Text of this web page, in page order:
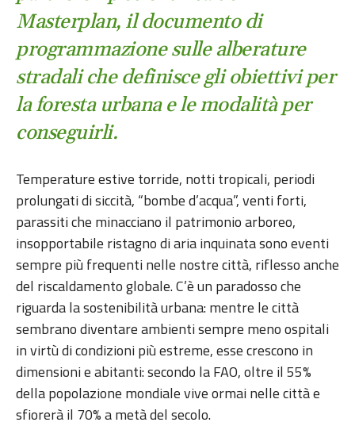
Masterplan, il documento di
programmazione sulle alberature
stradali che definisce gli obiettivi per
la foresta urbana e le modalità per
conseguirli.
Temperature estive torride, notti tropicali, periodi
prolungati di siccità, “bombe d’acqua”, venti forti,
parassiti che minacciano il patrimonio arboreo,
insopportabile ristagno di aria inquinata sono eventi
sempre più frequenti nelle nostre città, riflesso anche
del riscaldamento globale. C’è un paradosso che
riguarda la sostenibilità urbana: mentre le città
sembrano diventare ambienti sempre meno ospitali
in virtù di condizioni più estreme, esse crescono in
dimensioni e abitanti: secondo la FAO, oltre il 55%
della popolazione mondiale vive ormai nelle città e
sfiorerà il 70% a metà del secolo.